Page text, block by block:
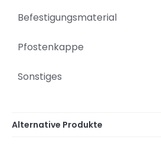
Befestigungsmaterial
Pfostenkappe
Sonstiges
Alternative Produkte